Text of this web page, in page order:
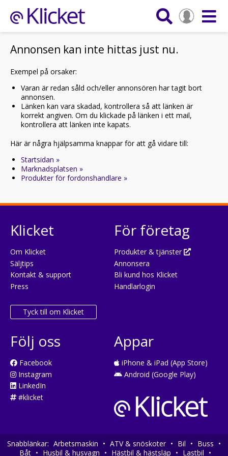
Annonsen kan inte hittas just nu.
Exempel på orsaker:
Varan är redan såld och/eller annonsören har tagit bort
annonsen.
Länken kan vara skadad, kontrollera så att länken är
korrekt angiven. Om du klickade på länken i ett mail,
kontrollera att länken inte kapats.
Här är några hjälpsamma knappar för att gå vidare till:
Startsidan »
Marknadsplatsen »
Produkter för fordonshandlare »
Klicket
Om Klicket
Säljtips
Kontakt & support
Press
Tyck till om Klicket
För företag
Produkter & tjänster
Annonsera
Bli kund hos Klicket
Handlarlogin
Följ oss
Facebook
Instagram
LinkedIn
#klicket
Appar
iPhone & iPad (App Store)
Android (Google Play)
Snabblänkar: Arbetsmaskin • ATV & snöskoter • Bil • Buss •
Båt • Husbil & husvagn • Hästbil & hästsläp • Lastbil •